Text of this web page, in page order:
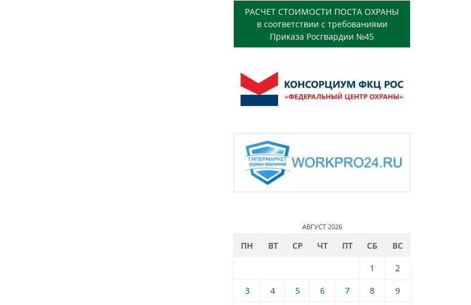
РАСЧЕТ СТОИМОСТИ ПОСТА ОХРАНЫ
в соответствии с требованиями
Приказа Росгвардии №45
АВГУСТ 2026
ПН ВТ СР ЧТ ПТ СБ
ВС
1
2
3
4 5 6 7 8
9